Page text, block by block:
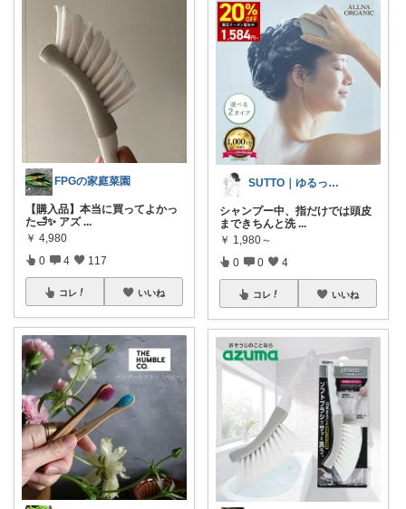
FPGの家庭菜園
【購入品】本当に買ってよかっ
た🛁✨ アズ ...
￥ 4,980
0 4 117
コレ いいね
SUTTO｜ゆるっと美容と暮らし
シャンプー中、指だけでは頭皮
まできちんと洗 ...
￥ 1,980～
0 0 4
コレ いいね